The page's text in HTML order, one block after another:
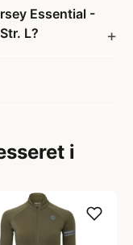
Essential -
L?
i